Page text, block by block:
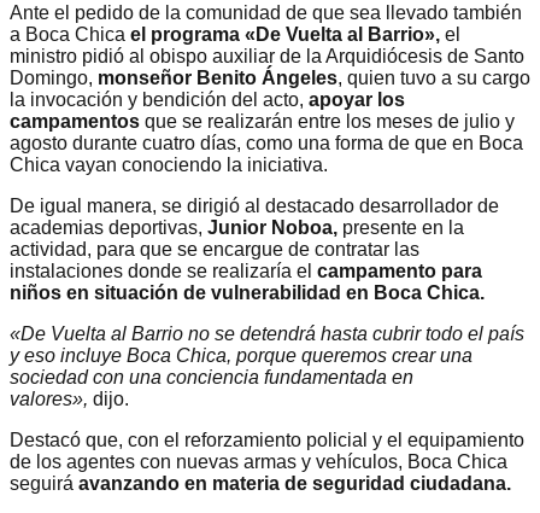
Ante el pedido de la comunidad de que sea llevado también
a Boca Chica el programa «De Vuelta al Barrio», el
ministro pidió al obispo auxiliar de la Arquidiócesis de Santo
Domingo, monseñor Benito Ángeles, quien tuvo a su cargo
la invocación y bendición del acto, apoyar los
campamentos que se realizarán entre los meses de julio y
agosto durante cuatro días, como una forma de que en Boca
Chica vayan conociendo la iniciativa.
De igual manera, se dirigió al destacado desarrollador de
academias deportivas, Junior Noboa, presente en la
actividad, para que se encargue de contratar las
instalaciones donde se realizaría el campamento para
niños en situación de vulnerabilidad en Boca Chica.
«De Vuelta al Barrio no se detendrá hasta cubrir todo el país
y eso incluye Boca Chica, porque queremos crear una
sociedad con una conciencia fundamentada en
valores», dijo.
Destacó que, con el reforzamiento policial y el equipamiento
de los agentes con nuevas armas y vehículos, Boca Chica
seguirá avanzando en materia de seguridad ciudadana.